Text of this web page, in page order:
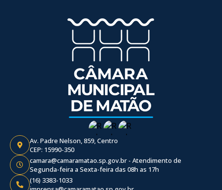
Av. Padre Nelson, 859, Centro
CEP: 15990-350
(16) 3383-1033
camara@camaramatao.sp.gov.br - Atendimento de
Segunda-feira a Sexta-feira das 08h as 17h